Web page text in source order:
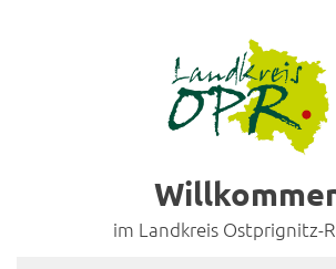
im Landkreis Ostprignitz-